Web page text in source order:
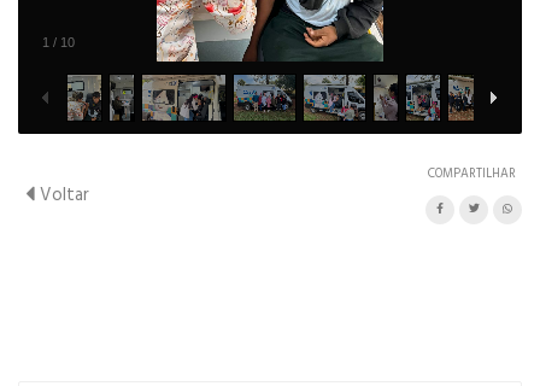
1 / 10
Voltar
COMPARTILHAR